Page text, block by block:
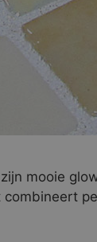
mooie